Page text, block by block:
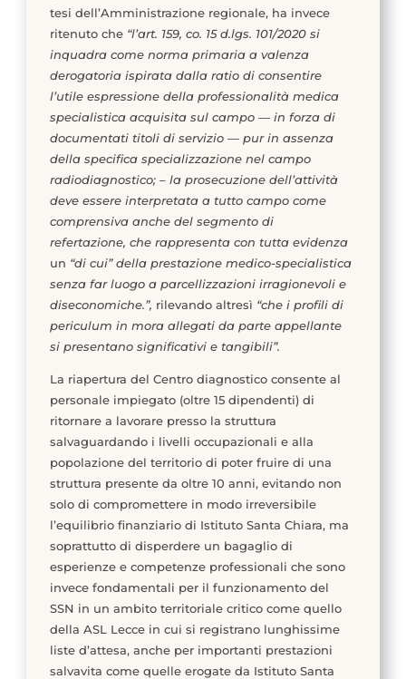
tesi dell’Amministrazione regionale, ha invece
ritenuto che “l’art. 159, co. 15 d.lgs. 101/2020 si
inquadra come norma primaria a valenza
derogatoria ispirata dalla ratio di consentire
l’utile espressione della professionalità medica
specialistica acquisita sul campo — in forza di
documentati titoli di servizio — pur in assenza
della specifica specializzazione nel campo
radiodiagnostico; – la prosecuzione dell’attività
deve essere interpretata a tutto campo come
comprensiva anche del segmento di
refertazione, che rappresenta con tutta evidenza
un “di cui” della prestazione medico-specialistica
senza far luogo a parcellizzazioni irragionevoli e
diseconomiche.”, rilevando altresì “che i profili di
periculum in mora allegati da parte appellante
si presentano significativi e tangibili”.
La riapertura del Centro diagnostico consente al
personale impiegato (oltre 15 dipendenti) di
ritornare a lavorare presso la struttura
salvaguardando i livelli occupazionali e alla
popolazione del territorio di poter fruire di una
struttura presente da oltre 10 anni, evitando non
solo di compromettere in modo irreversibile
l’equilibrio finanziario di Istituto Santa Chiara, ma
soprattutto di disperdere un bagaglio di
esperienze e competenze professionali che sono
invece fondamentali per il funzionamento del
SSN in un ambito territoriale critico come quello
della ASL Lecce in cui si registrano lunghissime
liste d’attesa, anche per importanti prestazioni
salvavita come quelle erogate da Istituto Santa